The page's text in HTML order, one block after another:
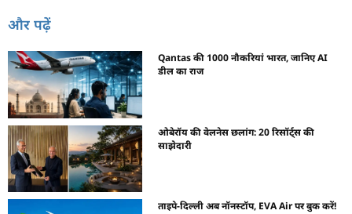
और पढ़ें
Qantas की 1000 नौकरियां भारत, जानिए AI
डील का राज
ओबेरॉय की वेलनेस छलांग: 20 रिसॉर्ट्स की
साझेदारी
ताइपे-दिल्ली अब नॉनस्टॉप, EVA Air पर बुक करें!